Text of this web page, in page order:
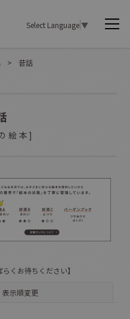
Select Language▼
> 昔話
絵本]
くお待ちください】
表示順変更